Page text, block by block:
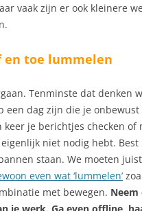
vaak zijn er ook kleinere
en toe lummelen
Tenminste dat denken
een dag zijn die je
keer je berichtjes checken of
niet nodig hebt. Best
staan. We moeten
even wat ‘lummelen’
met bewegen. Neem
je werk. Ga even offline,